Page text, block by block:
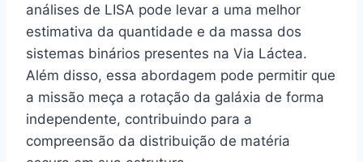
análises de LISA pode levar a uma melhor
estimativa da quantidade e da massa dos
sistemas binários presentes na Via Láctea.
Além disso, essa abordagem pode permitir que
a missão meça a rotação da galáxia de forma
independente, contribuindo para a
compreensão da distribuição de matéria